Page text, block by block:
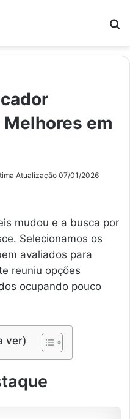
em
Atualização 07/01/2026
mudou e a busca por
Selecionamos os
avaliados para
reuniu opções
ocupando pouco
ver)